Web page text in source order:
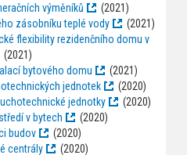
výměníků
(2021)
zásobníku teplé vody
(2021)
flexibility rezidenčního domu v
bytového domu
(2021)
jednotek
(2020)
jednotky
(2020)
v bytech
(2020)
budov
(2020)
centrály
(2020)